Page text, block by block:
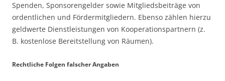
Spenden, Sponsorengelder sowie Mitgliedsbeiträge von
ordentlichen und Fördermitgliedern. Ebenso zählen hierzu
geldwerte Dienstleistungen von Kooperationspartnern (z.
B. kostenlose Bereitstellung von Räumen).
Rechtliche Folgen falscher Angaben